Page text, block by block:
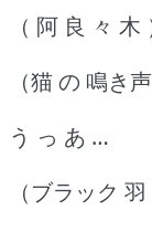
（ 阿 良 々 木
（猫 の 鳴き声
う っ あ …
（ブラック